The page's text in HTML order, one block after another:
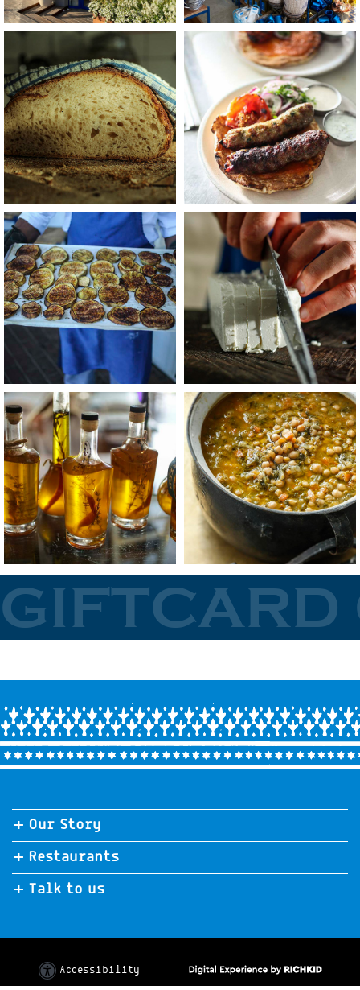
לפתיחת
התמונה
בגדול
-
+
לפתיחת
התמונה
בגדול
-
+
לפתיחת
התמונה
בגדול
-
+
לפתיחת
התמונה
בגדול
-
+
לפתיחת
התמונה
בגדול
-
+
לפתיחת
התמונה
בגדול
-
+
GIFTCARD
for any of our
Our Story
Restaurants
Talk to us
Accessibility